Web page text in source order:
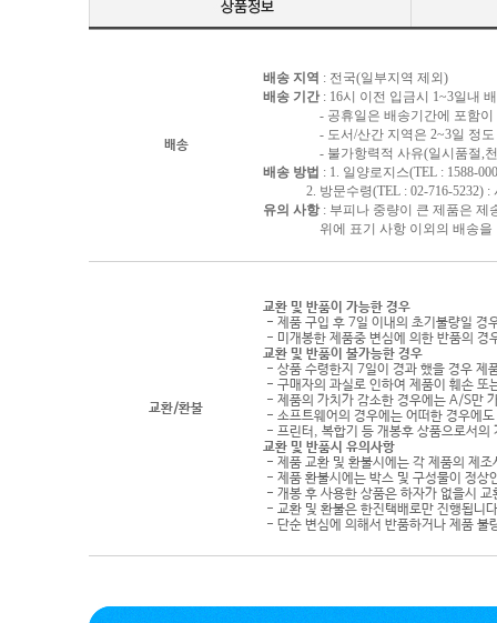
배송
배송 지역 : 전국(일부지역 제외)
배송 기간 : 16시 이전 입금시 1~3일내
- 공휴일은 배송기간에 포함이
- 도서/산간 지역은 2~3일 정도
- 불가항력적 사유(일시품절,천재
배송 방법 : 1. 일양로지스(TEL : 1588-
2. 방문수령(TEL : 02-716-5232) :
유의 사항: 부피나 중량이 큰 제품은 제
위에 표기 사항 이외의 배송을 원
교환/환불
교환 및 반품이 가능한 경우
- 제품 구입 후 7일 이내의 초기불량일 경
- 미개봉한 제품중 변심에 의한 반품의 경
교환 및 반품이 불가능한 경우
- 상품 수령한지 7일이 경과 했을 경우 제
- 구매자의 과실로 인하여 제품이 훼손 또
- 제품의 가치가 감소한 경우에는 A/S만
- 소프트웨어의 경우에는 어떠한 경우에
- 프린터, 복합기 등 개봉후 상품으로서의
교환 및 반품시 유의사항
- 제품 교환 및 환불시에는 각 제품의 제
- 제품 환불시에는 박스 및 구성물이 정상
- 개봉 후 사용한 상품은 하자가 없을시
- 교환 및 환불은 한진택배로만 진행됩니
- 단순 변심에 의해서 반품하거나 제품